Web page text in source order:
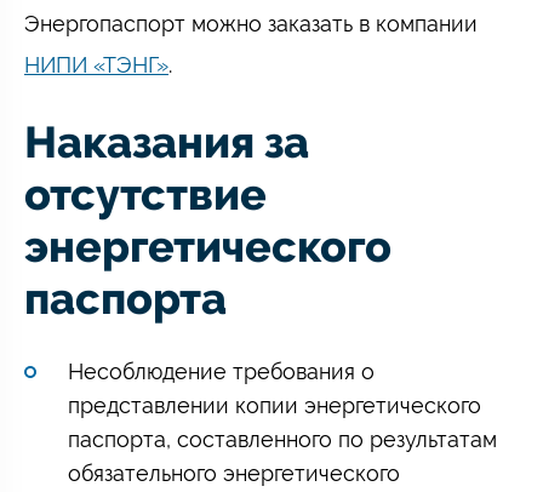
Энергопаспорт можно заказать в компании
НИПИ «ТЭНГ».
Наказания за
отсутствие
энергетического
паспорта
Несоблюдение требования о
представлении копии энергетического
паспорта, составленного по результатам
обязательного энергетического